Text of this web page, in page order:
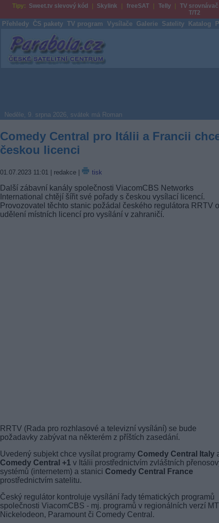
Tipy: Sweet.tv slevový kód Skylink freeSAT Telly
TV srovnávač
T/T2
Přehledy ČS pakety TV program Vysílače Galerie Satelity Katalog
Parabola.cz
Neděle, 9. srpna 2026, svátek má Roman
Comedy Central pro Itálii a Francii
českou licenci
01.07.2023 11:01 | redakce | tisk
Další zábavní kanály společnosti ViacomCBS Networks
International chtějí šířit své pořady s českou vysílací licencí.
Provozovatel těchto stanic požádal českého regulátora RRTV o
udělení místních licencí pro vysílání v zahraničí.
RRTV (Rada pro rozhlasové a televizní vysílání) se bude
požadavky zabývat na některém z příštích zasedání.
Uvedený subjekt chce vysílat programy Comedy Central Italy
Comedy Central +1 v Itálii prostřednictvím zvláštních
systémů (internetem) a stanici Comedy Central France
prostřednictvím satelitu.
Český regulátor kontroluje vysílání řady tématických programů
společnosti ViacomCBS - mj. programů v regionálních verzí
Nickelodeon, Paramount či Comedy Central.